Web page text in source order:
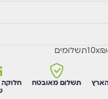
x
10תשלומים
תשלום מאובטח